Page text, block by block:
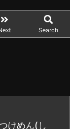
Search
けめん(し